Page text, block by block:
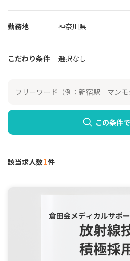
勤務地 神奈川県
こだわり条件 選択なし
この条件
該当求人数1件